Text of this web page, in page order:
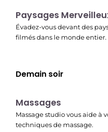
Paysages
Évadez-vous devant des
filmés dans le monde entier.
Demain soir
22:45
Massages
Massage studio vous aide à
techniques de massage.